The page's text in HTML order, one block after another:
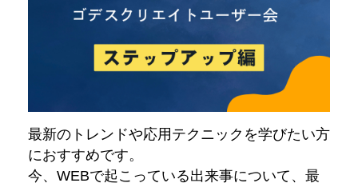
最新のトレンドや応用テクニックを学びたい方
におすすめです。
今、WEBで起こっている出来事について、最